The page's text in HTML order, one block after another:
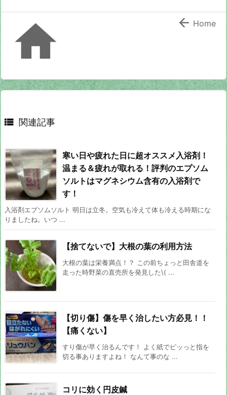
  Home
 関連記事
寒い日や疲れた日に超オススメ入浴剤！
温まる＆疲れが取れる！評判のエプソム
ソルトはマグネシウム含有の入浴剤で
す！
入浴剤エプソムソルト 明日は立冬。空気も冷えて体も冷える時期にな
りましたね。いつ ...
【捨てないで】大根の葉の利用方法
大根の葉は栄養満点！？ この前ちょっと田舎道を
走った時野菜の直売所を発見した\( ...
【切り傷】傷を早く治したい方必見！！
【痛くない】
すり傷が早く治るんです！ よく紙でピッっと指を
切る事ありますよね！ なんて事のな ...
コリに効く円皮鍼